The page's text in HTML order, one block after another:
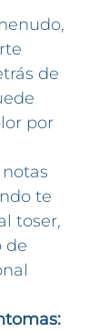
de
por
notas
te
toser,
de